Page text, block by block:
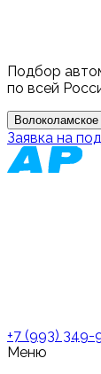
Подбор
по всей
Заявка на
+7 (993) 349-
Меню